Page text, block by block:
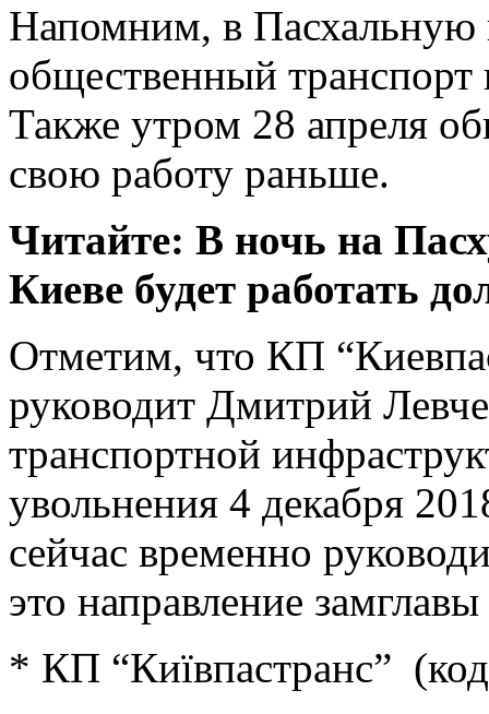
Напомним, в Пасхальную
общественный
Также утром 28 апреля
свою работу раньше.
Читайте: В ночь на
Киеве будет работать
Отметим, что КП
руководит Дмитрий
транспортной
увольнения 4 декабря
сейчас временно
это направление
* КП “Київпастранс”